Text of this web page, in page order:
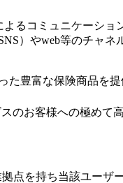
るコミュニケーショ
）やweb等のチャネ
豊富な保険商品を
のお客様への極めて
点を持ち当該ユーザ